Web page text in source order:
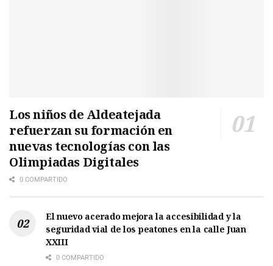
Los niños de Aldeatejada
refuerzan su formación en
nuevas tecnologías con las
Olimpiadas Digitales
0 COMPARTIDO
El nuevo acerado mejora la accesibilidad y la
seguridad vial de los peatones en la calle Juan
XXIII
0 COMPARTIDO